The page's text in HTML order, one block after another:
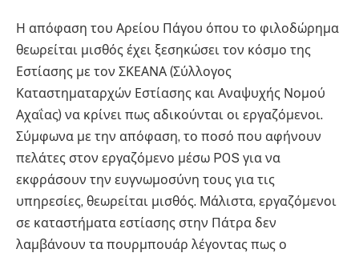
Η απόφαση του Αρείου Πάγου όπου το φιλοδώρημα
θεωρείται μισθός έχει ξεσηκώσει τον κόσμο της
Εστίασης με τον ΣΚΕΑΝΑ (Σύλλογος
Καταστηματαρχών Εστίασης και Αναψυχής Νομού
Αχαΐας) να κρίνει πως αδικούνται οι εργαζόμενοι.
Σύμφωνα με την απόφαση, το ποσό που αφήνουν
πελάτες στον εργαζόμενο μέσω POS για να
εκφράσουν την ευγνωμοσύνη τους για τις
υπηρεσίες, θεωρείται μισθός. Μάλιστα, εργαζόμενοι
σε καταστήματα εστίασης στην Πάτρα δεν
λαμβάνουν τα πουρμπουάρ λέγοντας πως ο